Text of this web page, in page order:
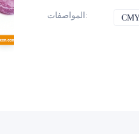
المواصفات :